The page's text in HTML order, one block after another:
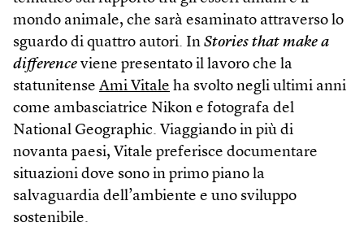
mondo animale, che sarà esaminato attraverso lo
sguardo di quattro autori. In Stories that make a
difference viene presentato il lavoro che la
statunitense Ami Vitale ha svolto negli ultimi anni
come ambasciatrice Nikon e fotografa del
National Geographic. Viaggiando in più di
novanta paesi, Vitale preferisce documentare
situazioni dove sono in primo piano la
salvaguardia dell’ambiente e uno sviluppo
sostenibile.